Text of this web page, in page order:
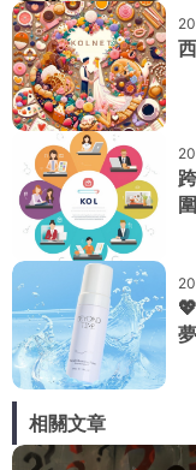
圍
相關文章